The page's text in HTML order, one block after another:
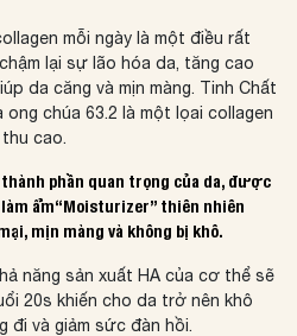
mỗi ngày là một điều rất
lại sự lão hóa da, tăng cao
da căng và mịn màng. Tinh Chất
chúa 63.2 là một lọai collagen
cao.
phần quan trọng của da, được
ẩm“Moisturizer” thiên nhiên
mịn màng và không bị khô.
năng sản xuất HA của cơ thể sẽ
20s khiến cho da trở nên khô
đi và giảm sức đàn hồi.